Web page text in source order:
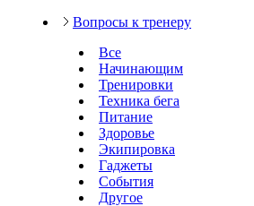
Вопросы к тренеру
Все
Начинающим
Тренировки
Техника бега
Питание
Здоровье
Экипировка
Гаджеты
События
Другое